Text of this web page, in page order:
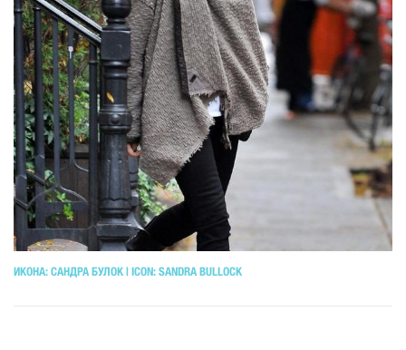
ИКОНА: САНДРА БУЛОК | ICON: SANDRA BULLOCK